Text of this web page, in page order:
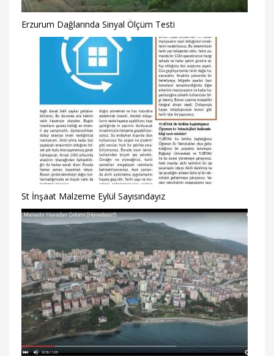
Erzurum Dağlarında Sinyal Ölçüm Testi
St İnşaat Malzeme Eylül Sayısındayız